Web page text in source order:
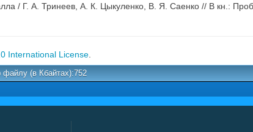
/ Г. А. Тринеев, А. К. Цыкуленко, В. Я. Саенко // В кн.:
International License
файлу (в Кбайтах):752